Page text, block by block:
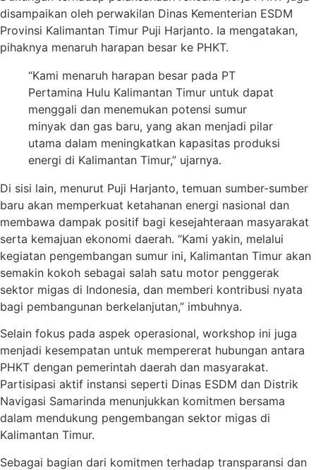
disampaikan oleh perwakilan Dinas Kementerian ESDM
Provinsi Kalimantan Timur Puji Harjanto. Ia mengatakan,
pihaknya menaruh harapan besar ke PHKT.
“Kami menaruh harapan besar pada PT
Pertamina Hulu Kalimantan Timur untuk dapat
menggali dan menemukan potensi sumur
minyak dan gas baru, yang akan menjadi pilar
utama dalam meningkatkan kapasitas produksi
energi di Kalimantan Timur,” ujarnya.
Di sisi lain, menurut Puji Harjanto, temuan sumber-sumber
baru akan memperkuat ketahanan energi nasional dan
membawa dampak positif bagi kesejahteraan masyarakat
serta kemajuan ekonomi daerah. “Kami yakin, melalui
kegiatan pengembangan sumur ini, Kalimantan Timur akan
semakin kokoh sebagai salah satu motor penggerak
sektor migas di Indonesia, dan memberi kontribusi nyata
bagi pembangunan berkelanjutan,” imbuhnya.
Selain fokus pada aspek operasional, workshop ini juga
menjadi kesempatan untuk mempererat hubungan antara
PHKT dengan pemerintah daerah dan masyarakat.
Partisipasi aktif instansi seperti Dinas ESDM dan Distrik
Navigasi Samarinda menunjukkan komitmen bersama
dalam mendukung pengembangan sektor migas di
Kalimantan Timur.
Sebagai bagian dari komitmen terhadap transparansi dan